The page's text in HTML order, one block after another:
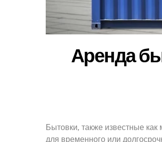
Аренда
Бытовки, также известные
для временного или